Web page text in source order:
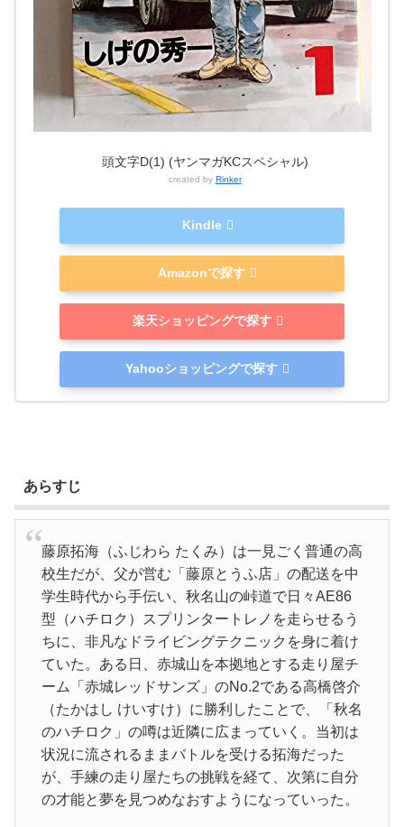
頭文字D(1) (ヤンマガKCスペシャル)
created by Rinker
Kindle
Amazonで探す
楽天ショッピングで探す
Yahooショッピングで探す
あらすじ
藤原拓海（ふじわら たくみ）は一見ごく普通の高
校生だが、父が営む「藤原とうふ店」の配送を中
学生時代から手伝い、秋名山の峠道で日々AE86
型（ハチロク）スプリンタートレノを走らせるう
ちに、非凡なドライビングテクニックを身に着け
ていた。ある日、赤城山を本拠地とする走り屋チ
ーム「赤城レッドサンズ」のNo.2である高橋啓介
（たかはし けいすけ）に勝利したことで、「秋名
のハチロク」の噂は近隣に広まっていく。当初は
状況に流されるままバトルを受ける拓海だった
が、手練の走り屋たちの挑戦を経て、次第に自分
の才能と夢を見つめなおすようになっていった。